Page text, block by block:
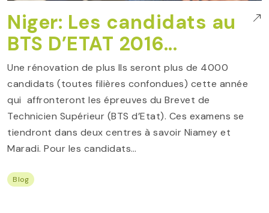
Niger: Les candidats au
BTS D’ETAT 2016...
Une rénovation de plus Ils seront plus de 4000
candidats (toutes filières confondues) cette année
qui affronteront les épreuves du Brevet de
Technicien Supérieur (BTS d’Etat). Ces examens se
tiendront dans deux centres à savoir Niamey et
Maradi. Pour les candidats…
Blog